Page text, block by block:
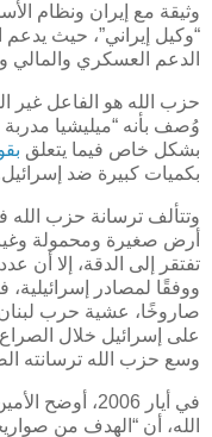
وثيقة مع إيران ونظام
“وكيل إيراني”، حيث
الدعم العسكري والمالي
حزب الله هو الفاعل غير
وُصف بأنه “ميليشيا
بشكل خاص فيما يتعلق
بكميات كبيرة ضد إسرائيل
وتتألف ترسانة حزب
أرض صغيرة ومحمولة
تفتقر إلى الدقة، إلا أن
وسع حزب الله ترسانته
في أيار 2006،
الله، أن “الهدف من